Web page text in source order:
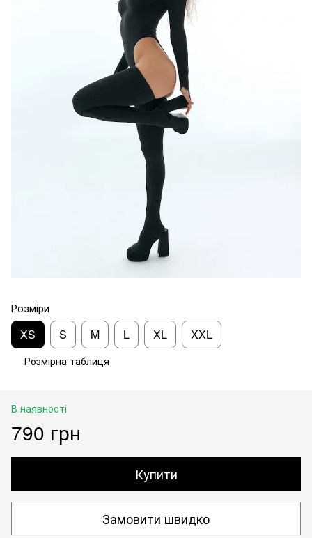
Розміри
XS S M L XL XXL
Розмірна таблиця
В наявності
790 грн
Купити
Замовити швидко